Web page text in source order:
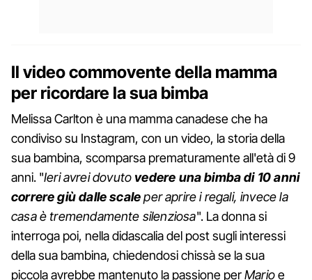
Il video commovente della mamma
per ricordare la sua bimba
Melissa Carlton è una mamma canadese che ha
condiviso su Instagram, con un video, la storia della
sua bambina, scomparsa prematuramente all'età di 9
anni. "Ieri avrei dovuto vedere una bimba di 10 anni
correre giù dalle scaleper aprire i regali, invece la
casa è tremendamente silenziosa". La donna si
interroga poi, nella didascalia del post sugli interessi
della sua bambina, chiedendosi chissà se la sua
piccola avrebbe mantenuto la passione perMarioe